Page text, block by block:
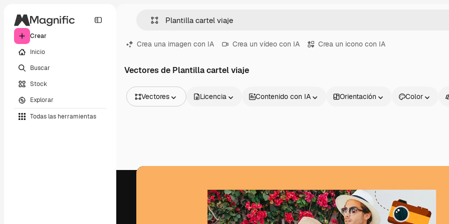
Crear
Inicio
Buscar
Stock
Explorar
Todas las herramientas
Crea una imagen con IA Crea un vídeo con IA Crea un icono con IA
Vectores de Plantilla cartel viaje
Vectores
Vídeos
Licencia Contenido con IA Orientación Color
Productos Información útil